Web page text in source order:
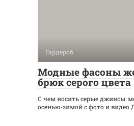
Гардероб
Модные фасоны
брюк серого цвета
С чем носить серые джинсы:
осенью-зимой с фото и видео